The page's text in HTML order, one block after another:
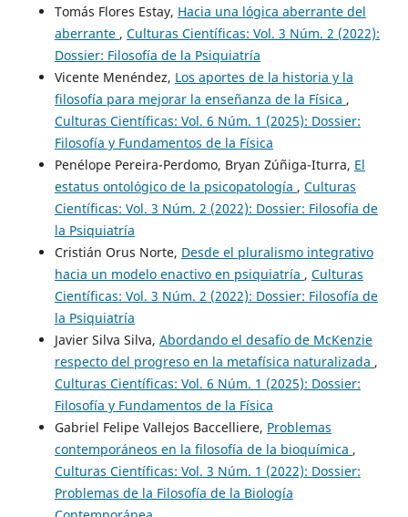
Tomás Flores Estay, Hacia una lógica aberrante del
aberrante , Culturas Científicas: Vol. 3 Núm. 2 (2022):
Dossier: Filosofía de la Psiquiatría
Vicente Menéndez, Los aportes de la historia y la
filosofía para mejorar la enseñanza de la Física ,
Culturas Científicas: Vol. 6 Núm. 1 (2025): Dossier:
Filosofía y Fundamentos de la Física
Penélope Pereira-Perdomo, Bryan Zúñiga-Iturra, El
estatus ontológico de la psicopatología , Culturas
Científicas: Vol. 3 Núm. 2 (2022): Dossier: Filosofía de
la Psiquiatría
Cristián Orus Norte, Desde el pluralismo integrativo
hacia un modelo enactivo en psiquiatría , Culturas
Científicas: Vol. 3 Núm. 2 (2022): Dossier: Filosofía de
la Psiquiatría
Javier Silva Silva, Abordando el desafío de McKenzie
respecto del progreso en la metafísica naturalizada ,
Culturas Científicas: Vol. 6 Núm. 1 (2025): Dossier:
Filosofía y Fundamentos de la Física
Gabriel Felipe Vallejos Baccelliere, Problemas
contemporáneos en la filosofía de la bioquímica ,
Culturas Científicas: Vol. 3 Núm. 1 (2022): Dossier:
Problemas de la Filosofía de la Biología